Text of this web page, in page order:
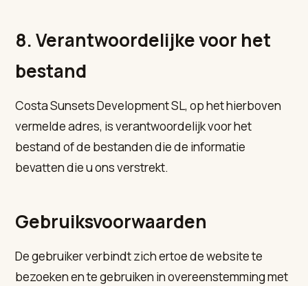
8. Verantwoordelijke voor het
bestand
Costa Sunsets Development SL, op het hierboven
vermelde adres, is verantwoordelijk voor het
bestand of de bestanden die de informatie
bevatten die u ons verstrekt.
Gebruiksvoorwaarden
De gebruiker verbindt zich ertoe de website te
bezoeken en te gebruiken in overeenstemming met